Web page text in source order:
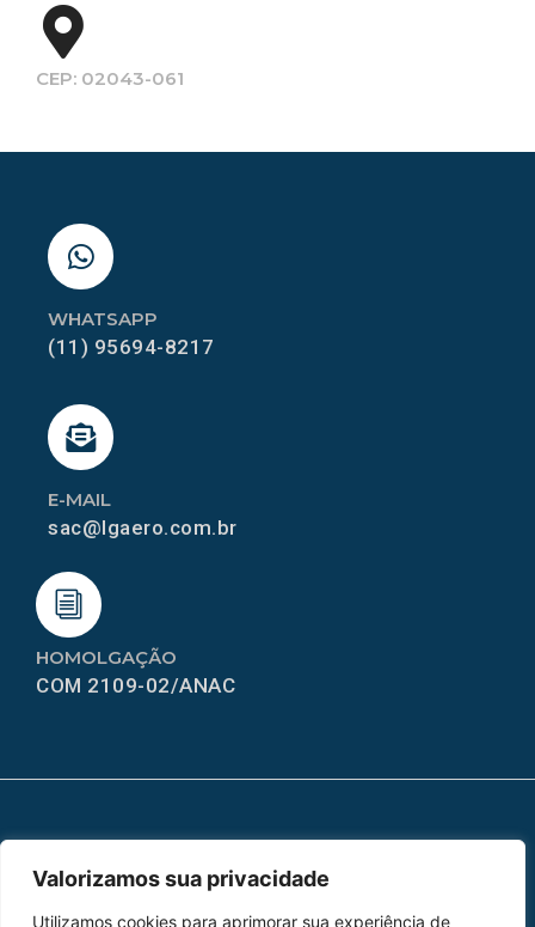
Valorizamos sua privacidade
Utilizamos cookies para aprimorar sua experiência de
CEP: 02043-061
HOMOLGAÇÃO
COM 2109-02/ANAC
E-MAIL
sac@lgaero.com.br
WHATSAPP
(11) 95694-8217
Home